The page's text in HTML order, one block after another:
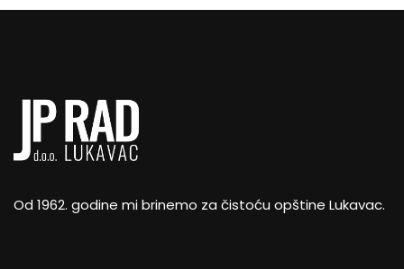
Od 1962. godine mi brinemo za čistoću opštine Lukavac.